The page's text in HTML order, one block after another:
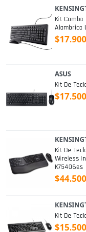
Kit Combo Teclado
Alambrico
$17.900
ASUS
Kit De
$17.500
Kit De Teclado Y
Wireless
K75406es
$44.500
Kit De
$15.500